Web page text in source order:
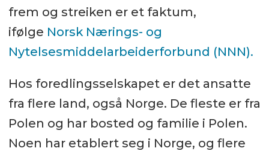
frem og streiken er et faktum,
ifølge Norsk Nærings- og
Nytelsesmiddelarbeiderforbund (NNN).
Hos foredlingsselskapet er det ansatte
fra flere land, også Norge. De fleste er fra
Polen og har bosted og familie i Polen.
Noen har etablert seg i Norge, og flere